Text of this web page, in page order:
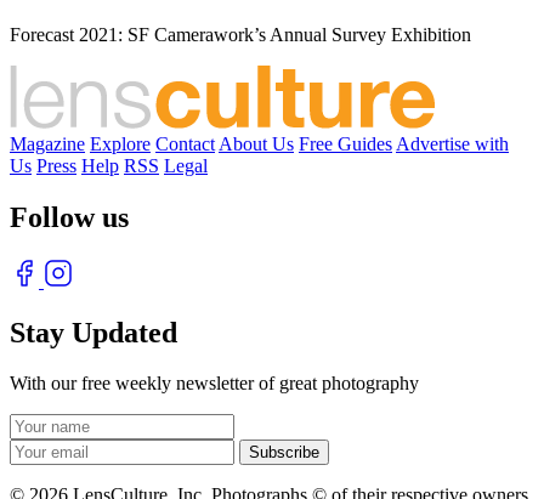
Forecast 2021: SF Camerawork’s Annual Survey Exhibition
Magazine Explore Contact About Us Free Guides Advertise with
Us Press Help RSS Legal
Follow us
Stay Updated
With our free weekly newsletter of great photography